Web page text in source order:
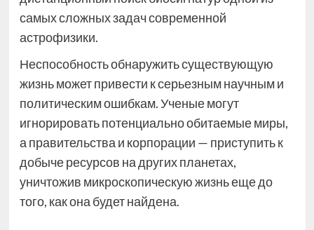
самых сложных задач современной
астрофизики.
Неспособность обнаружить существующую
жизнь может привести к серьезным научным и
политическим ошибкам. Ученые могут
игнорировать потенциально обитаемые миры,
а правительства и корпорации — приступить к
добыче ресурсов на других планетах,
уничтожив микроскопическую жизнь еще до
того, как она будет найдена.